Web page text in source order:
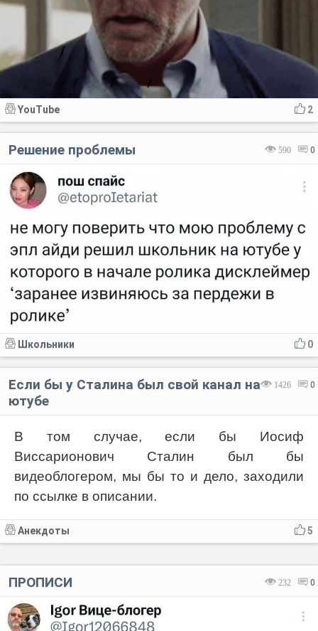
2
YouTube
590 0
Решение проблемы
0
Школьники
1426 0
Если бы у Сталина был свой канал на
ютубе
В том случае, если бы Иосиф
Виссарионович Сталин был бы
видеоблогером, мы бы то и дело, заходили
по ссылке в описании.
5
Анекдоты
232 0
ПРОПИСИ